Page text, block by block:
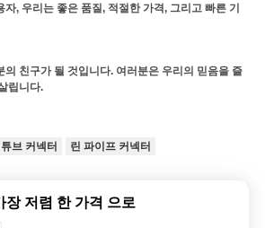
, 우리는 좋은 품질, 적절한 가격, 그리고 빠른 기
의 친구가 될 것입니다. 여러분은 우리의 믿음을 즐
립니다.
브 커넥터 린 파이프 커넥터
장 저렴 한 가격 으로